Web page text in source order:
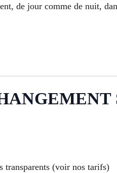
de jour comme de nuit,
transparents (voir nos tarifs)